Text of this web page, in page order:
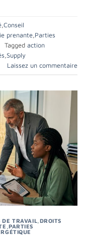
Conseil
prenante Parties
Tagged action
Supply
Laissez un commentaire
DE TRAVAIL DROITS
,PARTIES